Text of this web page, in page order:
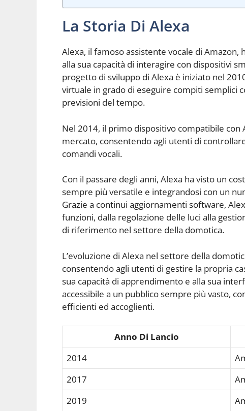
La Storia Di Alexa
Alexa, il famoso assistente vocale di
alla sua capacità di interagire con dispositivi
progetto di sviluppo di Alexa è iniziato nel
virtuale in grado di eseguire compiti semplici
previsioni del tempo.
Nel 2014, il primo dispositivo compatibile con
mercato, consentendo agli utenti di
comandi vocali.
Con il passare degli anni, Alexa ha visto un
sempre più versatile e integrandosi con un
Grazie a continui aggiornamenti software,
funzioni, dalla regolazione delle luci alla
di riferimento nel settore della domotica.
L’evoluzione di Alexa nel settore della
consentendo agli utenti di gestire la propria
sua capacità di apprendimento e alla sua
accessibile a un pubblico sempre più vasto,
efficienti ed accoglienti.
Anno Di Lancio
2014
2017
2019